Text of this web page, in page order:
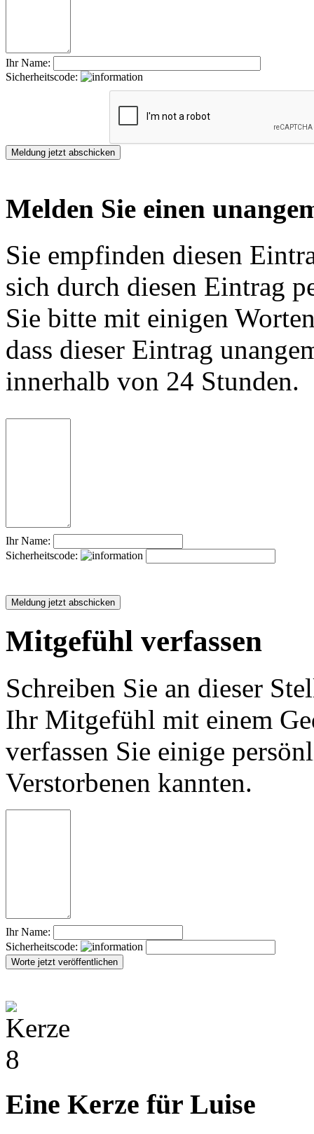
Ihr Name:
Sicherheitscode:
Melden Sie einen
Sie empfinden diesen
sich durch diesen Eintrag
Sie bitte mit einigen
dass dieser Eintrag
innerhalb von 24 Stunden.
Ihr Name:
Sicherheitscode:
Mitgefühl verfassen
Schreiben Sie an dieser
Ihr Mitgefühl mit einem
verfassen Sie einige
Verstorbenen kannten.
Ihr Name:
Sicherheitscode:
Eine Kerze für Luise